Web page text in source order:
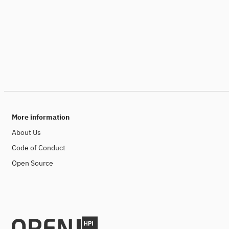
More information
About Us
Code of Conduct
Open Source